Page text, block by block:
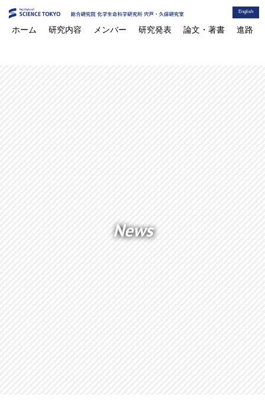
English
ホーム 研究内容 メンバー 研究発表 論文・著書 進路
News